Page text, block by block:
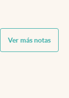
Ver más notas